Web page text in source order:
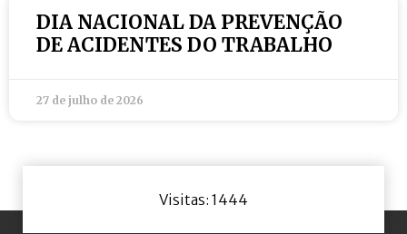
DIA NACIONAL DA PREVENÇÃO
DE ACIDENTES DO TRABALHO
27 de julho de 2026
Visitas: 1444